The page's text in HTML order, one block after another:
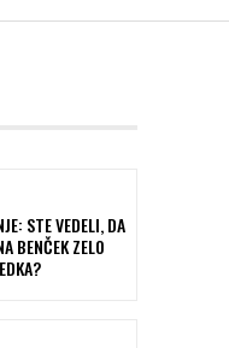
STE VEDELI, DA
BENČEK ZELO